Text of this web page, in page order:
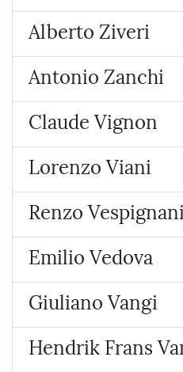
Alberto Ziveri
Antonio Zanchi
Claude Vignon
Lorenzo Viani
Renzo Vespignani
Emilio Vedova
Giuliano Vangi